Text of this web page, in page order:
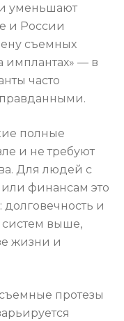
уменьшают
и России
съемных
имплантах» — в
часто
полные
и не требуют
Для людей с
финансам это
и
выше,
жизни и
протезы